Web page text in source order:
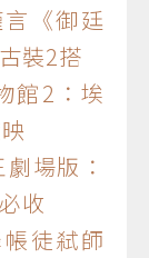
《御廷
裝2搭
館2：埃
場版：
收
徒弒師